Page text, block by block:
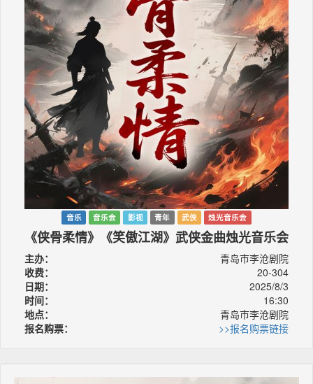
音乐 音乐会 影视 青年 武侠 烛光音乐会
《侠骨柔情》《笑傲江湖》武侠金曲烛光音乐会
主办：
青岛市李沧剧院
收费：
20-304
日期：
2025/8/3
时间：
16:30
地点：
青岛市李沧剧院
报名购票：
>>报名购票链接